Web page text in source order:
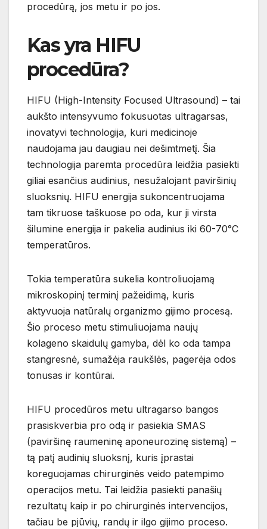
procedūrą, jos metu ir po jos.
Kas yra HIFU
procedūra?
HIFU (High-Intensity Focused Ultrasound) – tai
aukšto intensyvumo fokusuotas ultragarsas,
inovatyvi technologija, kuri medicinoje
naudojama jau daugiau nei dešimtmetį. Šia
technologija paremta procedūra leidžia pasiekti
giliai esančius audinius, nesužalojant paviršinių
sluoksnių. HIFU energija sukoncentruojama
tam tikruose taškuose po oda, kur ji virsta
šilumine energija ir pakelia audinius iki 60-70°C
temperatūros.
Tokia temperatūra sukelia kontroliuojamą
mikroskopinį terminį pažeidimą, kuris
aktyvuoja natūralų organizmo gijimo procesą.
Šio proceso metu stimuliuojama naujų
kolageno skaidulų gamyba, dėl ko oda tampa
stangresnė, sumažėja raukšlės, pagerėja odos
tonusas ir kontūrai.
HIFU procedūros metu ultragarso bangos
prasiskverbia pro odą ir pasiekia SMAS
(paviršinę raumeninę aponeurozinę sistemą) –
tą patį audinių sluoksnį, kuris įprastai
koreguojamas chirurginės veido patempimo
operacijos metu. Tai leidžia pasiekti panašių
rezultatų kaip ir po chirurginės intervencijos,
tačiau be pjūvių, randų ir ilgo gijimo proceso.